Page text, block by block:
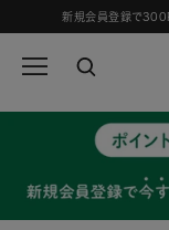
キ
ン
新規会員登録で